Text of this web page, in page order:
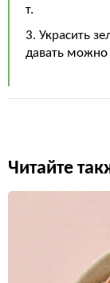
т.
3. Украсить
давать можно
Читайте